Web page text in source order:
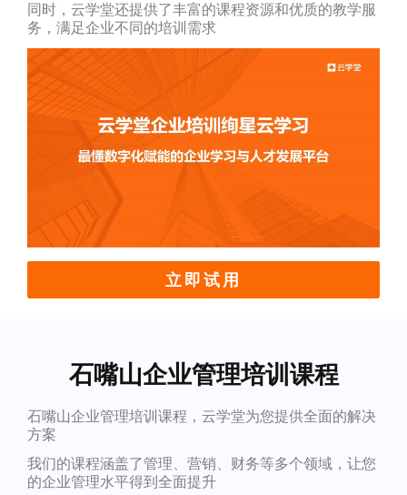
同时，云学堂还提供了丰富的课程资源和优质的教学服
务，满足企业不同的培训需求
立即试用
石嘴山企业管理培训课程
石嘴山企业管理培训课程，云学堂为您提供全面的解决
方案
我们的课程涵盖了管理、营销、财务等多个领域，让您
的企业管理水平得到全面提升